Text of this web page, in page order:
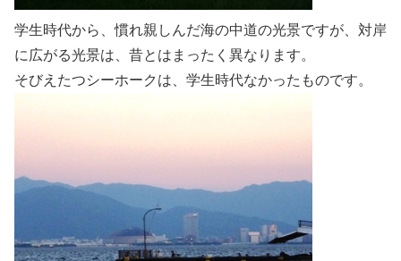
学生時代から、慣れ親しんだ海の中道の光景ですが、対岸
に広がる光景は、昔とはまったく異なります。
そびえたつシーホークは、学生時代なかったものです。